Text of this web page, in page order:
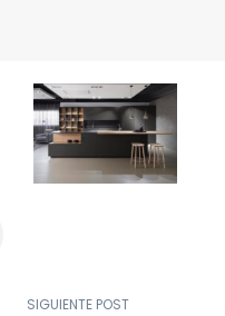
SIGUIENTE POST